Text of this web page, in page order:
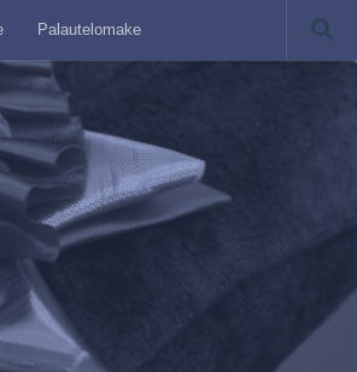
Palautelomake